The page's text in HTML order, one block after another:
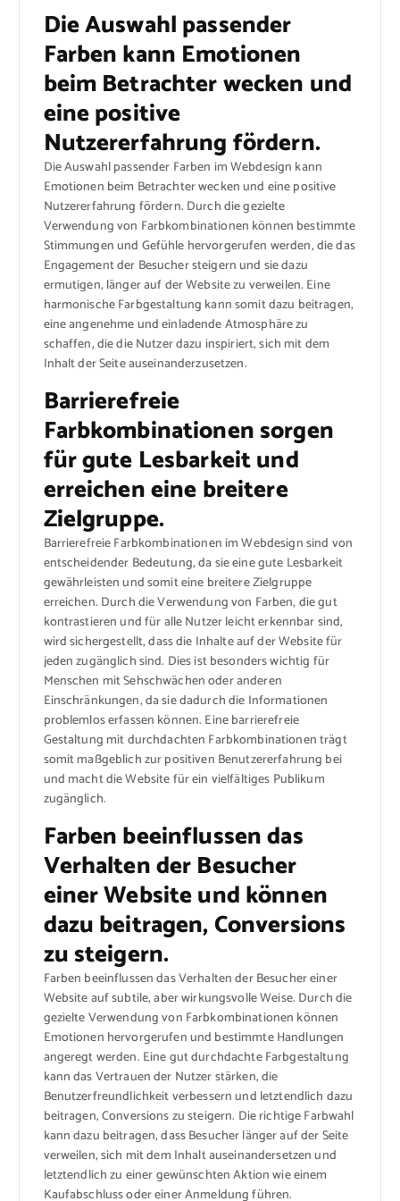
Die Auswahl passender
Farben kann Emotionen
beim Betrachter wecken und
eine positive
Nutzererfahrung fördern.
Die Auswahl passender Farben im Webdesign kann
Emotionen beim Betrachter wecken und eine positive
Nutzererfahrung fördern. Durch die gezielte
Verwendung von Farbkombinationen können bestimmte
Stimmungen und Gefühle hervorgerufen werden, die das
Engagement der Besucher steigern und sie dazu
ermutigen, länger auf der Website zu verweilen. Eine
harmonische Farbgestaltung kann somit dazu beitragen,
eine angenehme und einladende Atmosphäre zu
schaffen, die die Nutzer dazu inspiriert, sich mit dem
Inhalt der Seite auseinanderzusetzen.
Barrierefreie
Farbkombinationen sorgen
für gute Lesbarkeit und
erreichen eine breitere
Zielgruppe.
Barrierefreie Farbkombinationen im Webdesign sind von
entscheidender Bedeutung, da sie eine gute Lesbarkeit
gewährleisten und somit eine breitere Zielgruppe
erreichen. Durch die Verwendung von Farben, die gut
kontrastieren und für alle Nutzer leicht erkennbar sind,
wird sichergestellt, dass die Inhalte auf der Website für
jeden zugänglich sind. Dies ist besonders wichtig für
Menschen mit Sehschwächen oder anderen
Einschränkungen, da sie dadurch die Informationen
problemlos erfassen können. Eine barrierefreie
Gestaltung mit durchdachten Farbkombinationen trägt
somit maßgeblich zur positiven Benutzererfahrung bei
und macht die Website für ein vielfältiges Publikum
zugänglich.
Farben beeinflussen das
Verhalten der Besucher
einer Website und können
dazu beitragen, Conversions
zu steigern.
Farben beeinflussen das Verhalten der Besucher einer
Website auf subtile, aber wirkungsvolle Weise. Durch die
gezielte Verwendung von Farbkombinationen können
Emotionen hervorgerufen und bestimmte Handlungen
angeregt werden. Eine gut durchdachte Farbgestaltung
kann das Vertrauen der Nutzer stärken, die
Benutzerfreundlichkeit verbessern und letztendlich dazu
beitragen, Conversions zu steigern. Die richtige Farbwahl
kann dazu beitragen, dass Besucher länger auf der Seite
verweilen, sich mit dem Inhalt auseinandersetzen und
letztendlich zu einer gewünschten Aktion wie einem
Kaufabschluss oder einer Anmeldung führen.